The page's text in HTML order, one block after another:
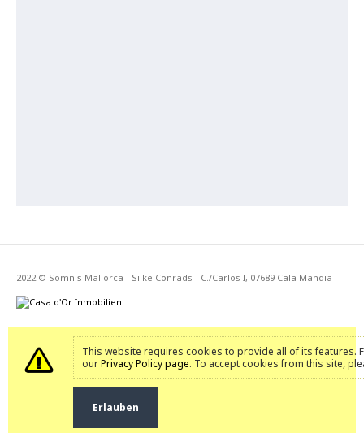
2022 © Somnis Mallorca - Silke Conrads - C./Carlos I, 07689 Cala Mandia
This website requires cookies to provide all of its features.
ourPrivacy Policy page. To accept cookies from this site,
Erlauben